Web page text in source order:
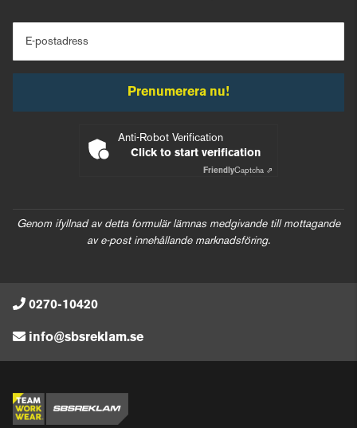
E-postadress
Prenumerera nu!
Anti-Robot Verification
Click to start verification
FriendlyCaptcha ⇗
Genom ifyllnad av detta formulär lämnas medgivande till mottagande
av e-post innehållande marknadsföring.
0270-10420
info@sbsreklam.se